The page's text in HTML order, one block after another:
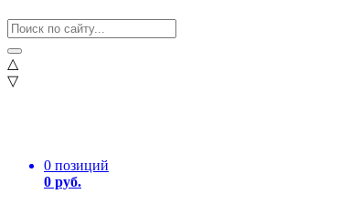
△
▽
0 позиций
0 руб.